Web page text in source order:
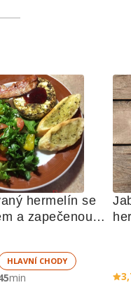
hermelín se
a zapečenou
HLAVNÍ CHODY
min